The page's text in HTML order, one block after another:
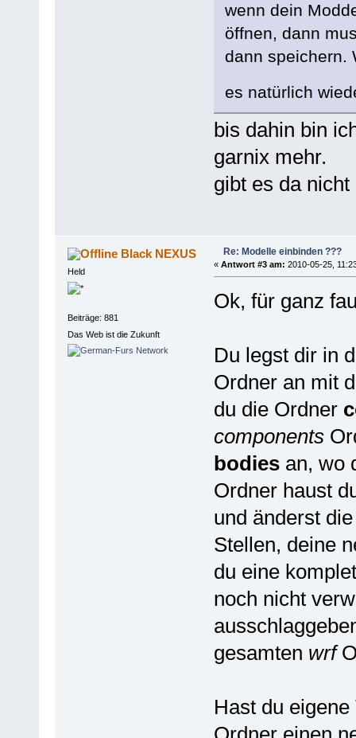
wenn dein
öffnen, dann
dann speichern.
es natürlich
bis dahin bin
garnix mehr.
gibt es da
Black NEXUS
Held
Beiträge: 881
Das Web ist die Zukunft
Re: Modelle einbinden ???
« Antwort #3 am: 2010-05-25,
Ok, für ganz
Du legst dir in
Ordner an mit
du die Ordner
components
bodiesan, wo
Ordner haust
und änderst
Stellen, deine
du eine
noch nicht
gesamten wrf
Hast du